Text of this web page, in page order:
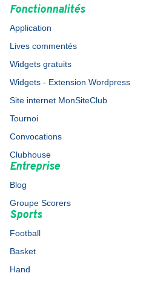
Fonctionnalités
Application
Lives commentés
Widgets gratuits
Widgets - Extension Wordpress
Site internet MonSiteClub
Tournoi
Convocations
Clubhouse
Entreprise
Blog
Groupe Scorers
Sports
Football
Basket
Hand